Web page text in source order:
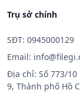
Trụ sở chính
SĐT: 0945000129
Email:
Địa chỉ: Số 773/
9, Thành phố Hồ